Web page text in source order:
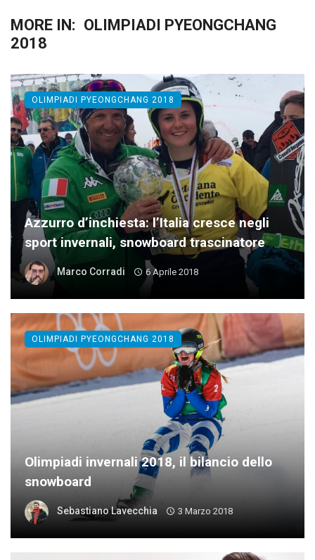
MORE IN: OLIMPIADI PYEONGCHANG
2018
Azzurro d’inchiesta: l’Italia cresce negli
sport invernali, snowboard trascinatore
Marco Corradi 6 Aprile 2018
OLIMPIADI PYEONGCHANG 2018
Olimpiadi invernali 2018, il bilancio dello
snowboard
Sebastiano Lavecchia 3 Marzo 2018
OLIMPIADI PYEONGCHANG 2018